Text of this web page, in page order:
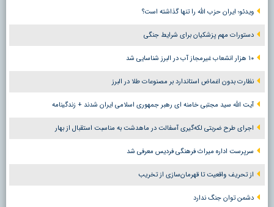
ویدئو؛ ایران حزب الله را تنها گذاشته است؟
دستورات مهم پزشکیان برای شرایط جنگی
۱۰ هزار انشعاب غیرمجاز آب در البرز شناسایی شد
نظارت بدون اغماض استاندارد بر مصنوعات طلا در البرز
آیت الله سید مجتبی خامنه ای رهبر جمهوری اسلامی ایران شدند + زندگینامه
اجرای طرح ضربتی لکه‌گیری آسفالت در ماهدشت به مناسبت استقبال از بهار
سرپرست اداره میراث فرهنگی فردیس معرفی شد
از تحریف واقعیت تا قهرمان‌سازی از تخریب
دشمن توان جنگ ندارد